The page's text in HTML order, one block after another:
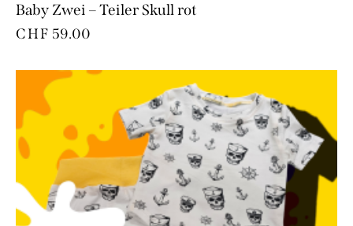
Baby Zwei – Teiler Skull rot
CHF 59.00